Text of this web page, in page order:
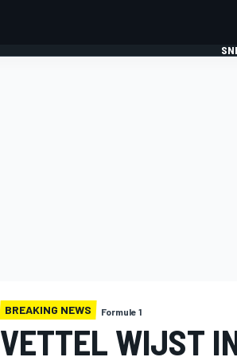
BREAKING NEWS Formule 1
VETTEL WIJST